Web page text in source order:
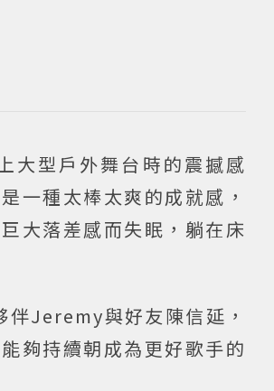
大型戶外舞台時的震撼感
一種太棒太爽的成就感，
大落差感而失眠，躺在床
Jeremy與好友陳信延，
夠持續朝成為更好歌手的